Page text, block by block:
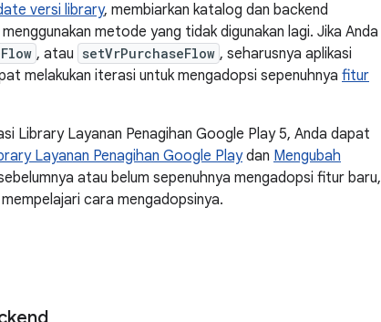
versi library, membiarkan katalog dan backend
metode yang tidak digunakan lagi. Jika Anda
, atau setVrPurchaseFlow , seharusnya aplikasi
melakukan iterasi untuk mengadopsi sepenuhnya fitur
Library Layanan Penagihan Google Play 5, Anda dapat
Layanan Penagihan Google Playdan Mengubah
atau belum sepenuhnya mengadopsi fitur baru,
cara mengadopsinya.